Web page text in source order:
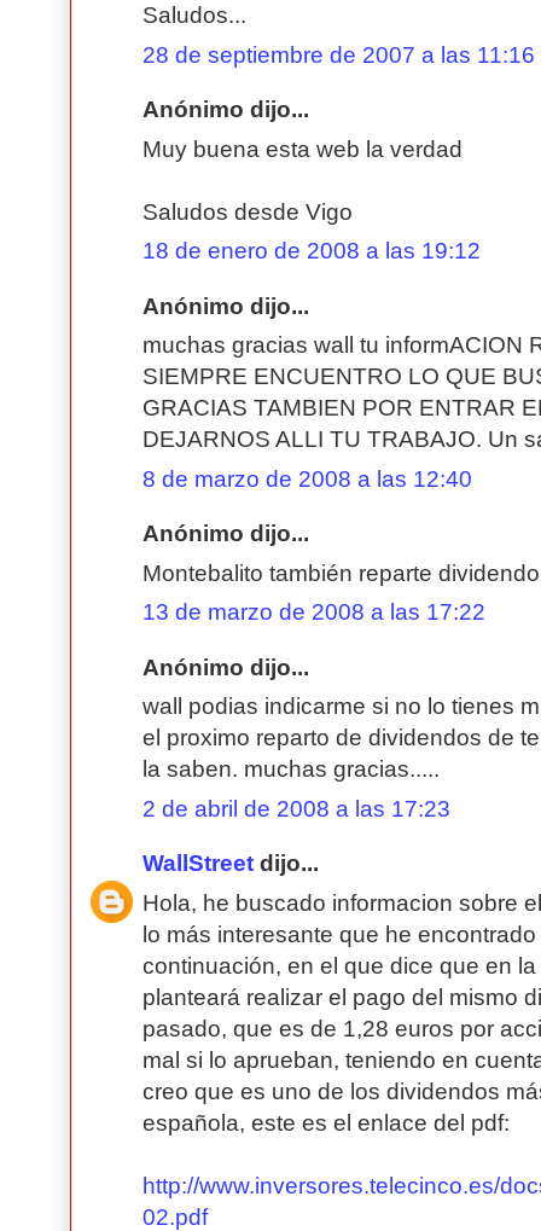
Saludos...
28 de septiembre de 2007 a las 11:16
Anónimo dijo...
Muy buena esta web la verdad
Saludos desde Vigo
18 de enero de 2008 a las 19:12
Anónimo dijo...
muchas gracias wall tu informACION
SIEMPRE ENCUENTRO LO QUE
GRACIAS TAMBIEN POR ENTRAR
DEJARNOS ALLI TU TRABAJO. Un
8 de marzo de 2008 a las 12:40
Anónimo dijo...
Montebalito también reparte
13 de marzo de 2008 a las 17:22
Anónimo dijo...
wall podias indicarme si no lo tienes
el proximo reparto de dividendos de
la saben. muchas gracias.....
2 de abril de 2008 a las 17:23
WallStreet dijo...
Hola, he buscado informacion sobre
lo más interesante que he
continuación, en el que dice que en
planteará realizar el pago del mismo
pasado, que es de 1,28 euros por
mal si lo aprueban, teniendo en
creo que es uno de los dividendos
española, este es el enlace del pdf:
http://www.inversores.telecinco.es/
02.pdf